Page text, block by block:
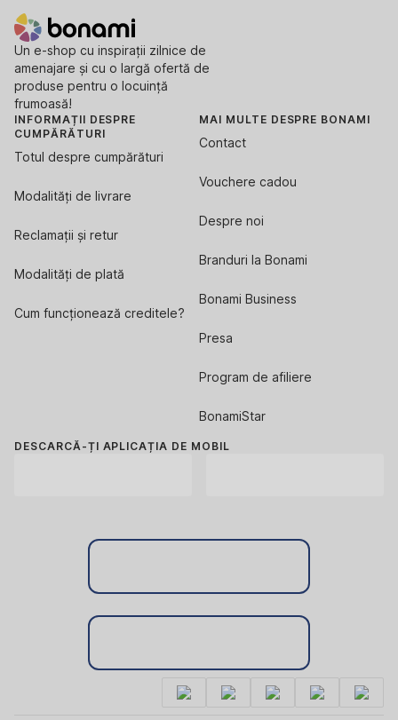
Un e-shop cu inspirații zilnice de
amenajare și cu o largă ofertă de
produse pentru o locuință
frumoasă!
INFORMAȚII DESPRE
CUMPĂRĂTURI
Totul despre cumpărături
Modalități de livrare
Reclamații și retur
Modalități de plată
Cum funcționează creditele?
MAI MULTE DESPRE BONAMI
Contact
Vouchere cadou
Despre noi
Branduri la Bonami
Bonami Business
Presa
Program de afiliere
BonamiStar
DESCARCĂ-ȚI APLICAȚIA DE MOBIL